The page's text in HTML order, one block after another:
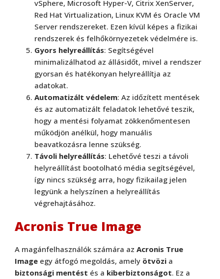
vSphere, Microsoft Hyper-V, Citrix XenServer,
Red Hat Virtualization, Linux KVM és Oracle VM
Server rendszereket. Ezen kívül képes a fizikai
rendszerek és felhőkörnyezetek védelmére is.
Gyors helyreállítás: Segítségével
minimalizálhatod az állásidőt, mivel a rendszer
gyorsan és hatékonyan helyreállítja az
adatokat.
Automatizált védelem: Az időzített mentések
és az automatizált feladatok lehetővé teszik,
hogy a mentési folyamat zökkenőmentesen
működjön anélkül, hogy manuális
beavatkozásra lenne szükség.
Távoli helyreállítás: Lehetővé teszi a távoli
helyreállítást bootolható média segítségével,
így nincs szükség arra, hogy fizikailag jelen
legyünk a helyszínen a helyreállítás
végrehajtásához.
Acronis True Image
A magánfelhasználók számára az Acronis True
Image egy átfogó megoldás, amely ötvözi a
biztonsági mentést és a kiberbiztonságot. Ez a